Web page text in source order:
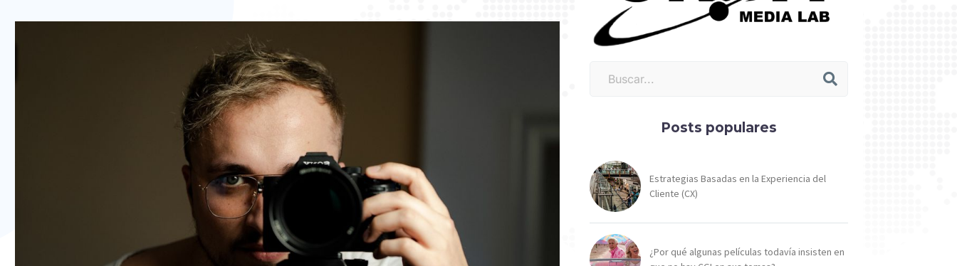
Posts populares
Estrategias Basadas en la Experiencia del
Cliente (CX)
¿Por qué algunas películas todavía insisten en